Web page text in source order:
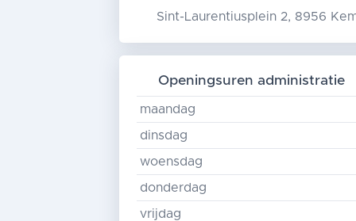
Sint-Laurentiusplein 2, 8956
Openingsuren administratie
maandag
dinsdag
woensdag
donderdag
vrijdag